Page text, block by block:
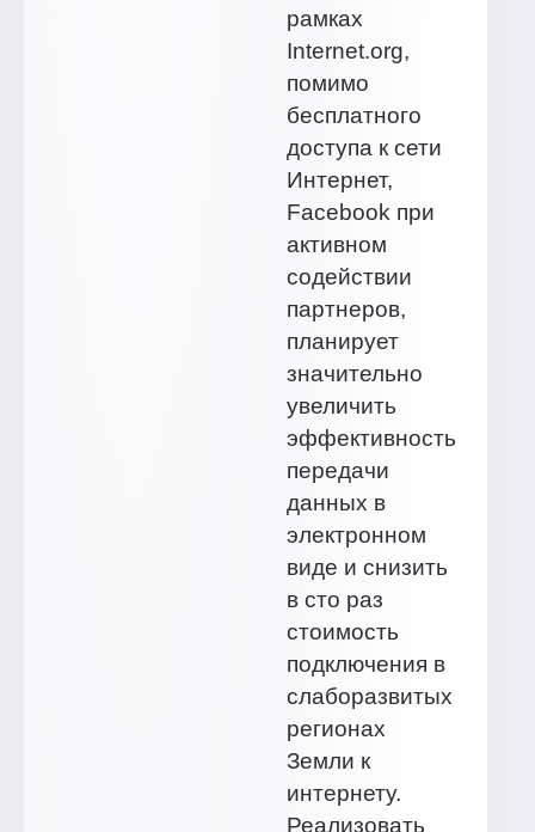
рамках
Internet.org,
помимо
бесплатного
доступа к сети
Интернет,
Facebook при
активном
содействии
партнеров,
планирует
значительно
увеличить
эффективность
передачи
данных в
электронном
виде и снизить
в сто раз
стоимость
подключения в
слаборазвитых
регионах
Земли к
интернету.
Реализовать